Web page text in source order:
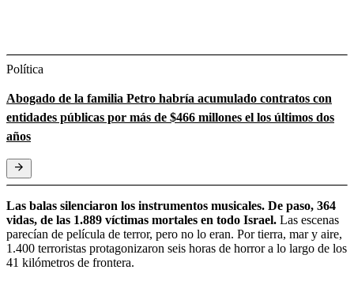
Política
Abogado de la familia Petro habría acumulado contratos con
entidades públicas por más de $466 millones el los últimos dos
años
Las balas silenciaron los instrumentos musicales. De paso, 364
vidas, de las 1.889 víctimas mortales en todo Israel. Las escenas
parecían de película de terror, pero no lo eran. Por tierra, mar y aire,
1.400 terroristas protagonizaron seis horas de horror a lo largo de los
41 kilómetros de frontera.